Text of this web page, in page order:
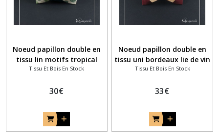
Noeud papillon double en
tissu lin motifs tropical
vert sapin et bois noyer
Tissu Et Bois En Stock
30€
Noeud papillon double en
tissu uni bordeaux lie de vin
et petit noeud pap bois en
Tissu Et Bois En Stock
33€